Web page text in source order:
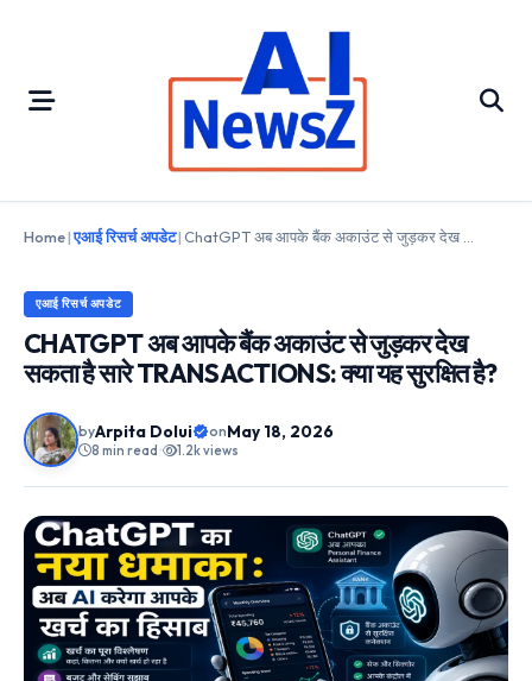
Home|एआई रिसर्च अपडेट|
एआई रिसर्च अपडेट
CHATGPT अब आपके बैंक अकाउंट से जुड़कर देख
सकता है सारे TRANSACTIONS: क्या यह सुरक्षित है?
byArpita Dolui onMay 18, 2026
8 min read • 1.2k views